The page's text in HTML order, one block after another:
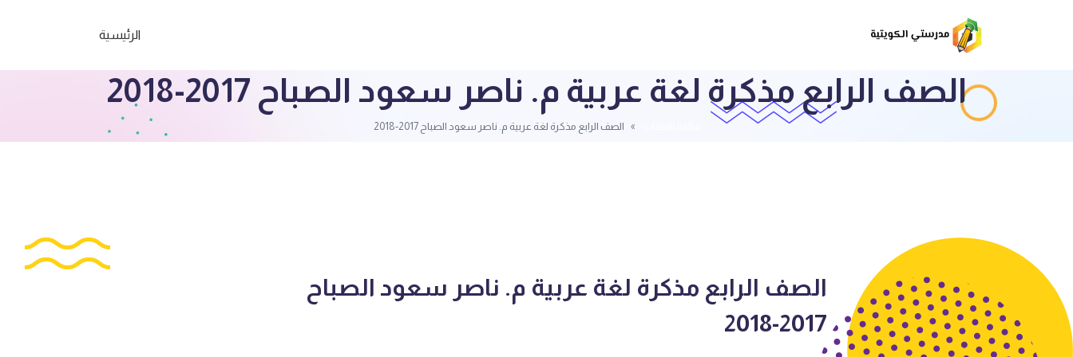
الرئيسية
الصف الرابع مذكرة لغة عربية م. ناصر سعود الصباح 2017-2018
الصف الرابع مذكرة لغة عربية م. ناصر سعود الصباح 2017-2018
الصف الرابع مذكرة لغة عربية م. ناصر سعود الصباح
2017-2018